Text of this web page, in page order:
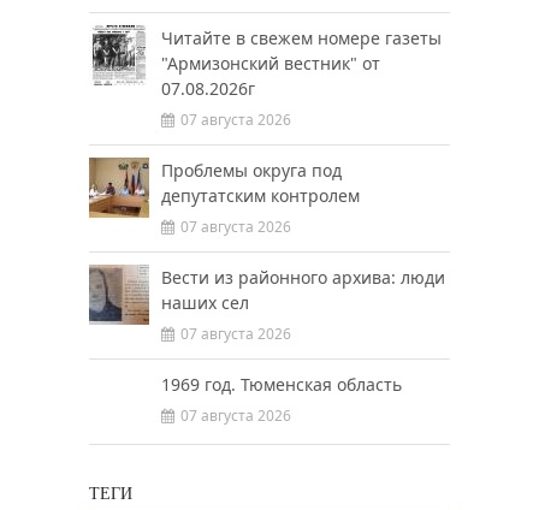
Читайте в свежем номере газеты
"Армизонский вестник" от
07.08.2026г
07 августа 2026
Проблемы округа под
депутатским контролем
07 августа 2026
Вести из районного архива: люди
наших сел
07 августа 2026
1969 год. Тюменская область
07 августа 2026
ТЕГИ